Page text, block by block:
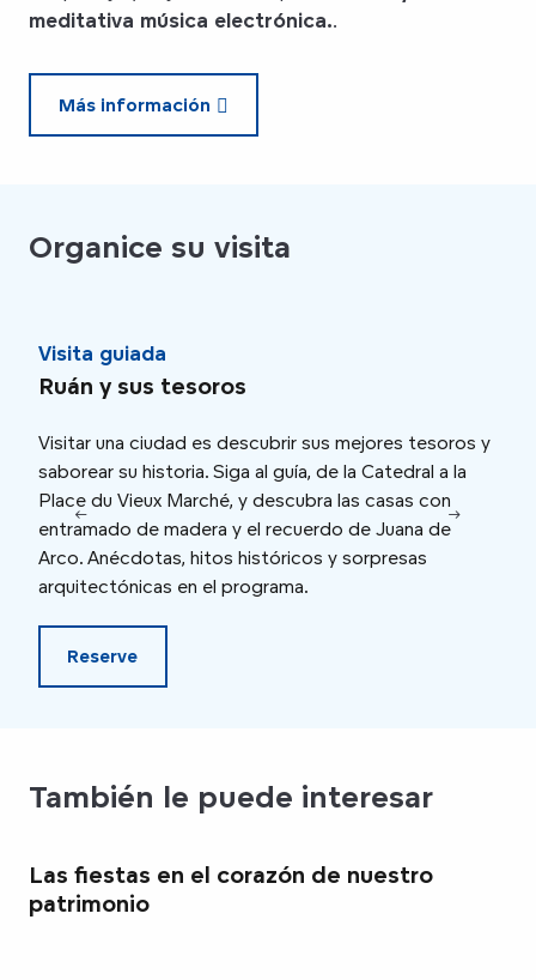
meditativa música electrónica..
Más información
Organice su visita
Visita guiada
Ruán y sus tesoros
Visitar una ciudad es descubrir sus mejores tesoros y
saborear su historia. Siga al guía, de la Catedral a la
Place du Vieux Marché, y descubra las casas con
entramado de madera y el recuerdo de Juana de
Arco. Anécdotas, hitos históricos y sorpresas
arquitectónicas en el programa.
Reserve
También le puede interesar
Las fiestas en el corazón de nuestro
patrimonio